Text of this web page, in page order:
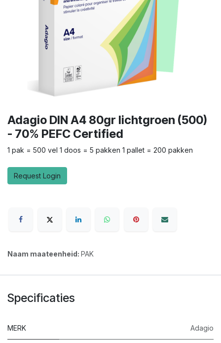
Adagio DIN A4 80gr lichtgroen (500)
- 70% PEFC Certified
1 pak = 500 vel 1 doos = 5 pakken 1 pallet = 200 pakken
Request Login
Naam maateenheid: PAK
Specificaties
MERK Adagio